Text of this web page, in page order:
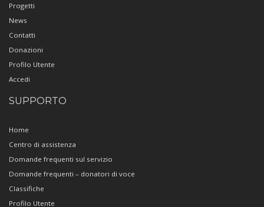
Progetti
News
Contatti
Donazioni
Profilo Utente
Accedi
SUPPORTO
Home
Centro di assistenza
Domande frequenti sul servizio
Domande frequenti – donatori di voce
Classifiche
Profilo Utente